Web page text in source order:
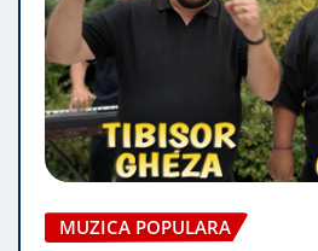
MUZICA POPULARA